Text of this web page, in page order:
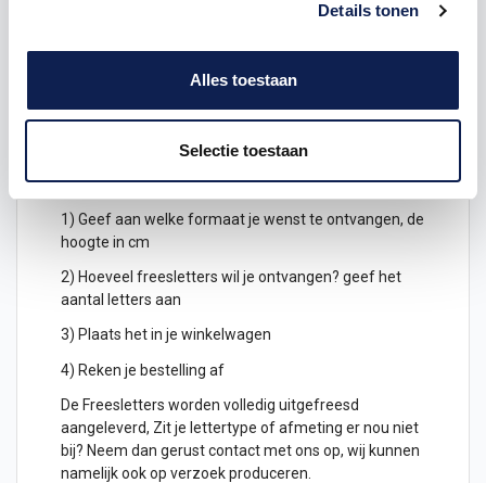
Details tonen
Alles toestaan
Selectie toestaan
5cm tot een hoogte van 80cm, de dikte van de letter
gebruik een perfecte kunststof. Hoe moet je dit
bestellen?
1) Geef aan welke formaat je wenst te ontvangen, de
hoogte in cm
2) Hoeveel freesletters wil je ontvangen? geef het
aantal letters aan
3) Plaats het in je winkelwagen
4) Reken je bestelling af
De Freesletters worden volledig uitgefreesd
aangeleverd, Zit je lettertype of afmeting er nou niet
bij? Neem dan gerust contact met ons op, wij kunnen
namelijk ook op verzoek produceren.